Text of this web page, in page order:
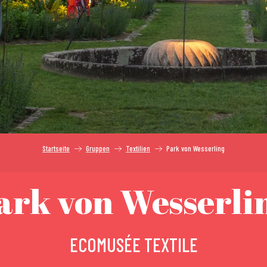
Startseite Gruppen Textilien Park von Wesserling
von
ECOMUSÉE TEXTILE